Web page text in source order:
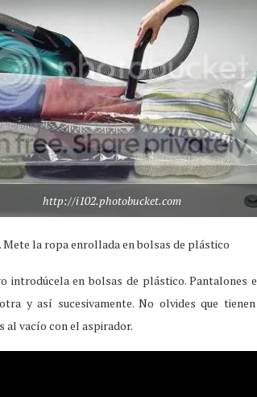
http://i102.photobucket.com
Mete la ropa enrollada en bolsas de plástico
introdúcela en bolsas de plástico. Pantalones
y así sucesivamente. No olvides que
al vacío con el aspirador.